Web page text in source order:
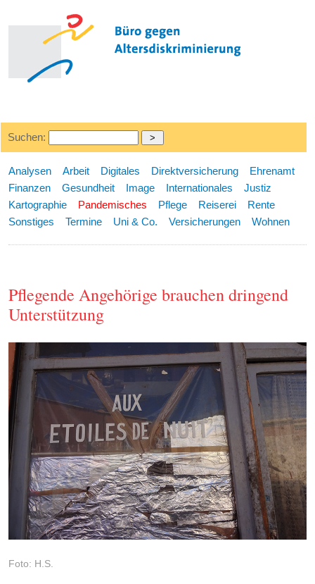
Suchen:
Analysen Arbeit Digitales Direktversicherung
Ehrenamt
Finanzen
Gesundheit Image Internationales
Justiz
Kartographie
Pandemisches Pflege Reiserei
Rente
Sonstiges
Termine Uni & Co. Versicherungen Wohnen
Pflegende Angehörige brauchen dringend
Unterstützung
Foto: H.S.